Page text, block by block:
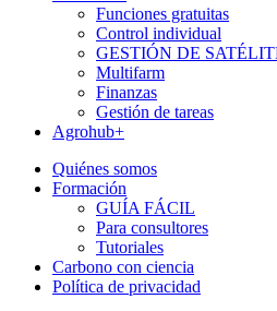
Funciones gratuitas
Control individual
GESTIÓN DE
Multifarm
Finanzas
Gestión de tareas
Agrohub+
Quiénes somos
Formación
GUÍA FÁCIL
Para consultores
Tutoriales
Carbono con ciencia
Política de privacidad